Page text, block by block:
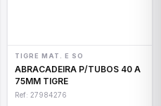
TIGRE MAT. E SO
ABRACADEIRA P/TUBOS 40 A
75MM TIGRE
Ref: 27984276